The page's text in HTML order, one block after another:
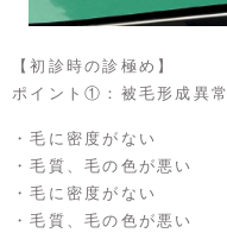
【初診時の診極め】
ポイント①：被毛形成異常
・毛に密度がない
・毛質、毛の色が悪い
・毛に密度がない
・毛質、毛の色が悪い